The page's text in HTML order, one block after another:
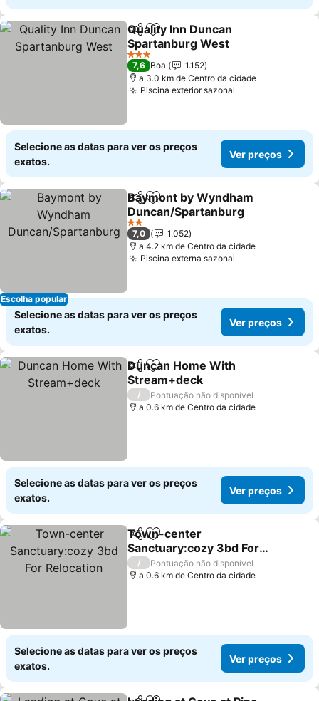
PartilharAdicionar aos favoritos
Quality Inn Duncan
Spartanburg West
3 Estrelas
7,6 Boa
1.152
a 3.0 km de Centro da cidade
Piscina exterior sazonal
Selecione as datas para ver os preços
exatos.
Ver preços
Escolha popular
PartilharAdicionar aos favoritos
Baymont by Wyndham
Duncan/Spartanburg
2 Estrelas
7,0
1.052
a 4.2 km de Centro da cidade
Piscina externa sazonal
Selecione as datas para ver os preços
exatos.
Ver preços
PartilharAdicionar aos favoritos
Duncan Home With
Stream+deck
/
Pontuação não disponível
a 0.6 km de Centro da cidade
Selecione as datas para ver os preços
exatos.
Ver preços
PartilharAdicionar aos favoritos
Town-center
Sanctuary:cozy 3bd For
Relocation
/
Pontuação não disponível
a 0.6 km de Centro da cidade
Selecione as datas para ver os preços
exatos.
Ver preços